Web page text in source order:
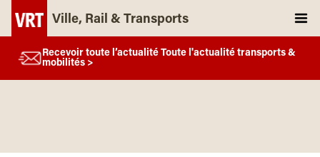
Ville, Rail & Transports
Recevoir toute l’actualité Toute l'actualité transports &
mobilités >